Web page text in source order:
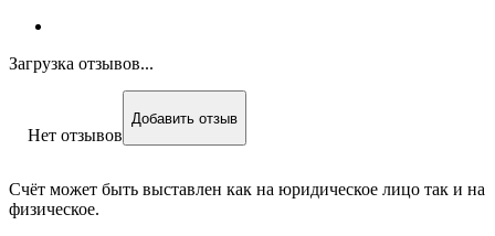
Загрузка отзывов...
Нет отзывов
Добавить отзыв
Счёт может быть выставлен как на юридическое лицо так и на
физическое.